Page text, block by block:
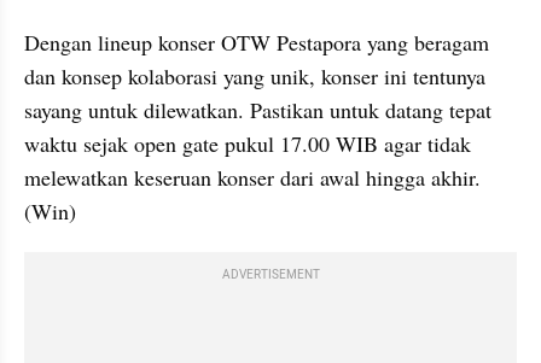
Dengan lineup konser OTW Pestapora yang beragam
dan konsep kolaborasi yang unik, konser ini tentunya
sayang untuk dilewatkan. Pastikan untuk datang tepat
waktu sejak open gate pukul 17.00 WIB agar tidak
melewatkan keseruan konser dari awal hingga akhir.
(Win)
ADVERTISEMENT